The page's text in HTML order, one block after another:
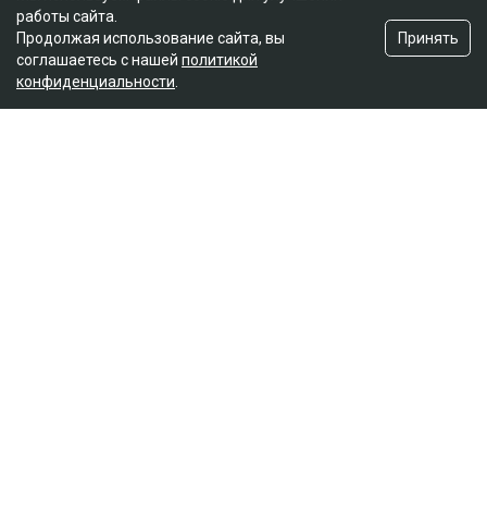
работы сайта.
Продолжая использование сайта, вы
соглашаетесь с нашей политикой
конфиденциальности
Принять